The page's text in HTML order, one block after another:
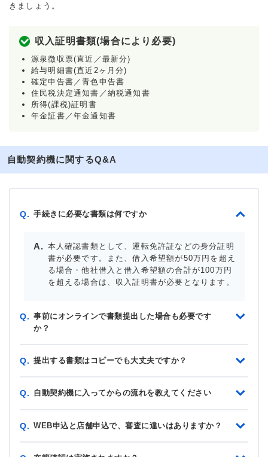
きましょう。
収入証明書類(場合により必要)
源泉徴収票(直近／最新分)
給与明細書(直近2ヶ月分)
確定申告書／青色申告書
住民税決定通知書／納税通知書
所得(課税)証明書
年金証書／年金通知書
自動契約機に関するQ&A
Q. 手続きに必要な書類は何ですか
本人確認書類として、運転免許証などの身分証明
書が必要です。また、借入希望額が50万円を超え
る場合・他社借入と借入希望額の合計が100万円
を超える場合は、収入証明書が必要となります。
Q. 事前にオンラインで書類提出した場合も必要です
か？
Q. 提出する書類はコピーでも大丈夫ですか？
Q. 自動契約機に入ってからの流れを教えてください
Q. WEB申込と店舗申込で、審査に違いはありますか？